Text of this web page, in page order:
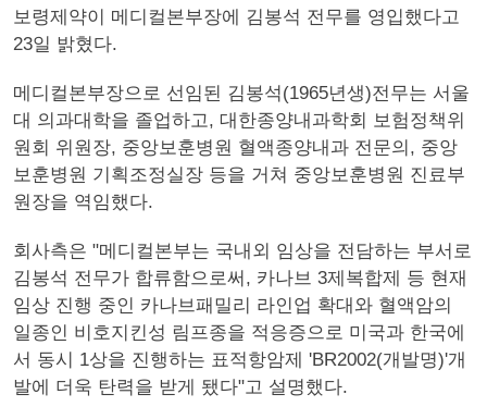
보령제약이 메디컬본부장에 김봉석 전무를 영입했다고
23일 밝혔다.
메디컬본부장으로 선임된 김봉석(1965년생)전무는 서울
대 의과대학을 졸업하고, 대한종양내과학회 보험정책위
원회 위원장, 중앙보훈병원 혈액종양내과 전문의, 중앙
보훈병원 기획조정실장 등을 거쳐 중앙보훈병원 진료부
원장을 역임했다.
회사측은 "메디컬본부는 국내외 임상을 전담하는 부서로
김봉석 전무가 합류함으로써, 카나브 3제복합제 등 현재
임상 진행 중인 카나브패밀리 라인업 확대와 혈액암의
일종인 비호지킨성 림프종을 적응증으로 미국과 한국에
서 동시 1상을 진행하는 표적항암제 'BR2002(개발명)'개
발에 더욱 탄력을 받게 됐다"고 설명했다.